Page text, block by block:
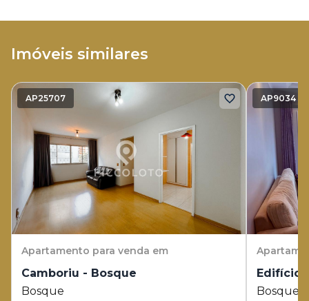
Imóveis similares
AP25707
Apartamento para venda em
Camboriu - Bosque
Bosque
AP9034
Edifício
Bosque